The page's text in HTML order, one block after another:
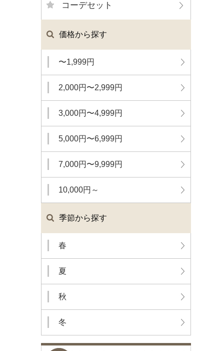
コーデセット
価格から探す
〜1,999円
2,000円〜2,999円
3,000円〜4,999円
5,000円〜6,999円
7,000円〜9,999円
10,000円～
季節から探す
春
夏
秋
冬